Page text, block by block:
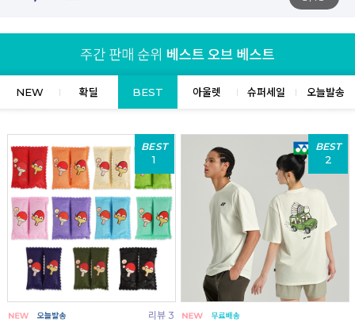
NEW 확딜 BEST 아울렛 슈퍼세일 오늘발송
BEST
1
리뷰 3
BEST
2